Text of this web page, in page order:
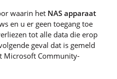
waarin het NAS apparaat
en u er geen toegang toe
tot alle data die erop
geval dat is gemeld
Microsoft Community-